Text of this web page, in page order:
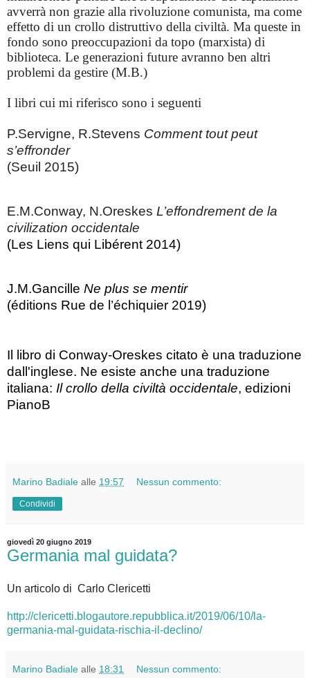
avverrà non grazie alla rivoluzione comunista, ma come
effetto di un crollo distruttivo della civiltà. Ma queste in
fondo sono preoccupazioni da topo (marxista) di
biblioteca. Le generazioni future avranno ben altri
problemi da gestire (M.B.)
I libri cui mi riferisco sono i seguenti
P.Servigne, R.Stevens Comment tout peut
s’effronder
(Seuil 2015)
E.M.Conway, N.Oreskes L’effondrement de la
civilization occidentale
(Les Liens qui Libérent 2014)
J.M.Gancille Ne plus se mentir
(éditions Rue de l’échiquier 2019)
Il libro di Conway-Oreskes citato è una traduzione
dall'inglese. Ne esiste anche una traduzione
italiana: Il crollo della civiltà occidentale, edizioni
PianoB
Marino Badiale alle 19:57 Nessun commento:
Condividi
giovedì 20 giugno 2019
Germania mal guidata?
Un articolo di Carlo Clericetti
http://clericetti.blogautore.repubblica.it/2019/06/10/la-
germania-mal-guidata-rischia-il-declino/
Marino Badiale alle 18:31 Nessun commento: